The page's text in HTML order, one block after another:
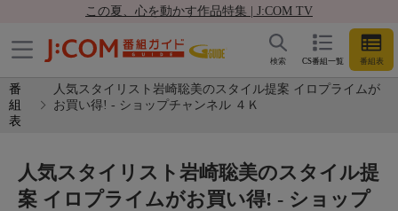
この夏、心を動かす作品特集 | J:COM TV
CS番組一覧 番組表
検索
番
組
表
人気スタイリスト岩崎聡美のスタイル提案 イロプライムが
お買い得! - ショップチャンネル ４Ｋ
人気スタイリスト岩崎聡美のスタイル提
案 イロプライムがお買い得! - ショップ